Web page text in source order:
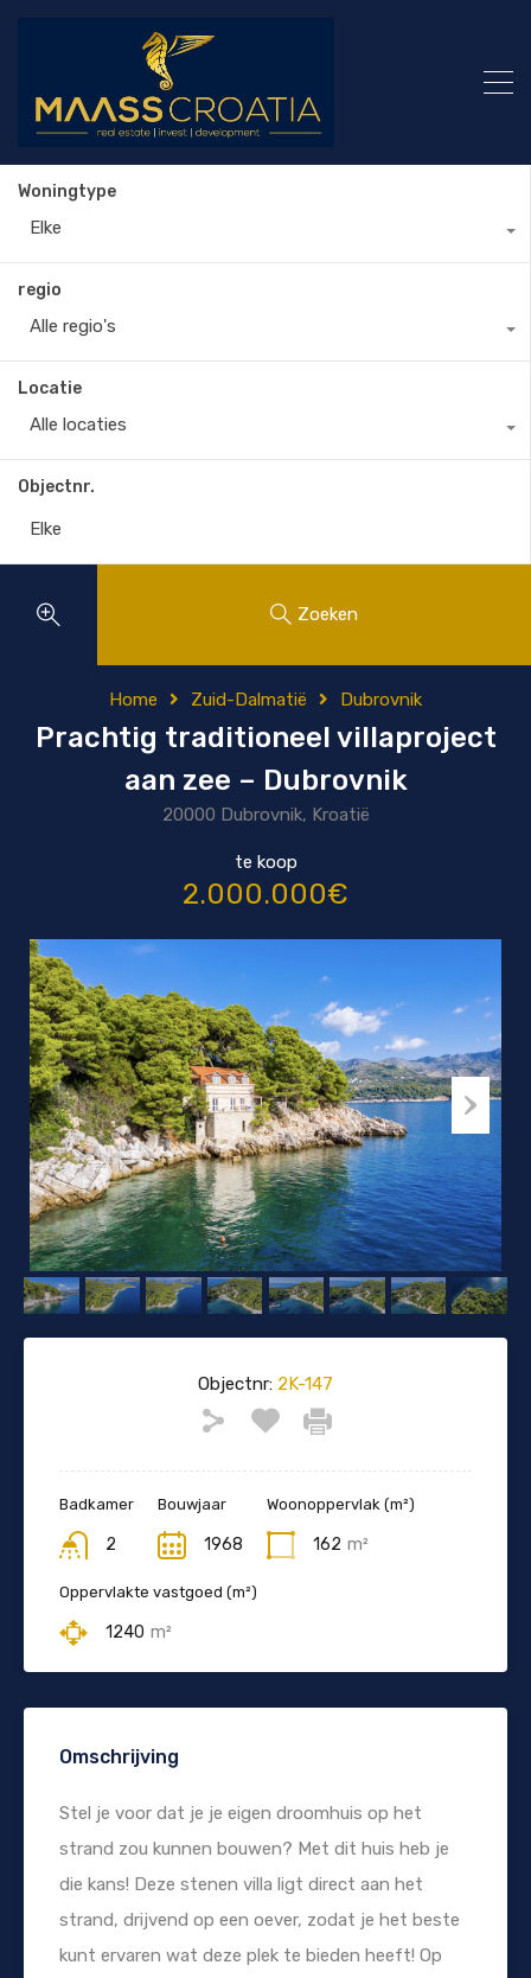
Woningtype
Elke
regio
Alle regio's
Locatie
Alle locaties
Objectnr.
Zoeken
Home Zuid-Dalmatië Dubrovnik
Prachtig traditioneel villaproject
aan zee – Dubrovnik
20000 Dubrovnik, Kroatië
te koop
2.000.000€
Objectnr: 2K-147
Badkamer
2
Bouwjaar
1968
Woonoppervlak (m²)
162 m²
Oppervlakte vastgoed (m²)
1240 m²
Omschrijving
Stel je voor dat je je eigen droomhuis op het
strand zou kunnen bouwen? Met dit huis heb je
die kans! Deze stenen villa ligt direct aan het
strand, drijvend op een oever, zodat je het beste
kunt ervaren wat deze plek te bieden heeft! Op